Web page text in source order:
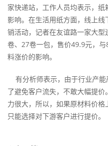
家快递站，工作人员均表示，
影响。在生活用纸方面，线上
销活动，记者在友谊路一家大
卷、27卷一包，售价49.9元，
料涨价的影响。
有分析师表示，由于行业产能
了避免客户流失，不敢大幅提
力很大，所以，如果原材料价
只能选择对下游客户进行提价。